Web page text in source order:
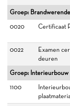
Groep:
0020
Certificaat
0022
Examen
deuren
Groep: Interieurbouw
1100